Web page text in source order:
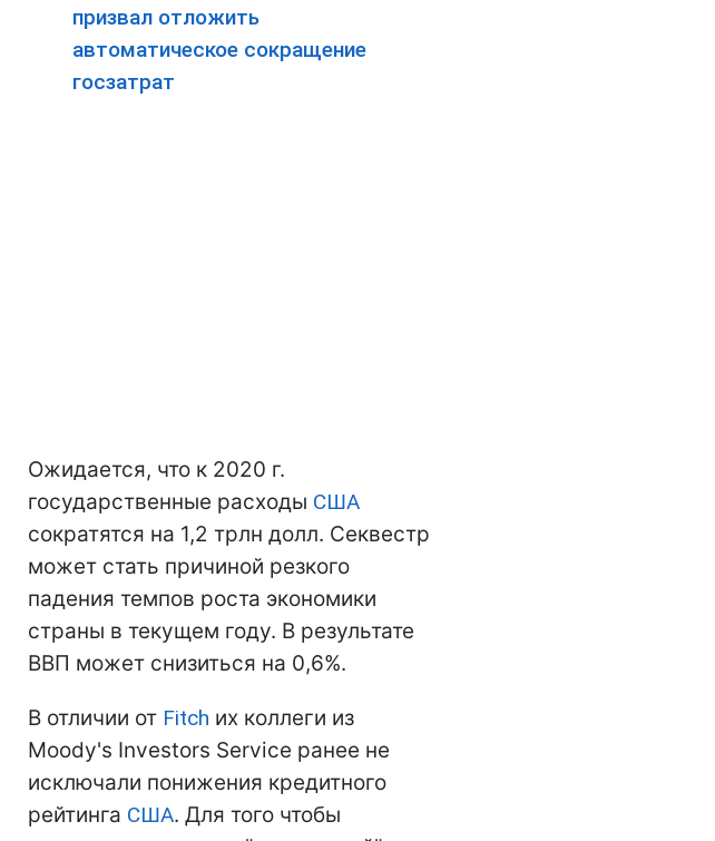
призвал отложить
автоматическое сокращение
госзатрат
Ожидается, что к 2020 г.
государственные расходы США
сократятся на 1,2 трлн долл. Секвестр
может стать причиной резкого
падения темпов роста экономики
страны в текущем году. В результате
ВВП может снизиться на 0,6%.
В отличии от Fitch их коллеги из
Moody's Investors Service ранее не
исключали понижения кредитного
рейтинга США. Для того чтобы